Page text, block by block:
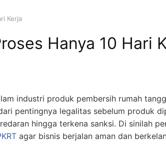
Kerja
Hanya 10 Hari
industri produk pembersih rumah
pentingnya legalitas sebelum produk
hingga terkena sanksi. Di sinilah
agar bisnis berjalan aman dan